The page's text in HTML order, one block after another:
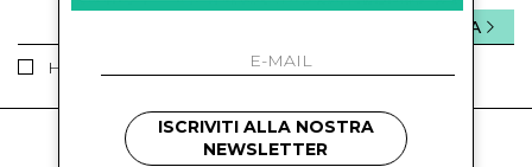
Ho letto ed accettato le condizioni sulla privacy.
INVIA
kids
ISCRIVITI ALLA NOSTRA
NEWSLETTER